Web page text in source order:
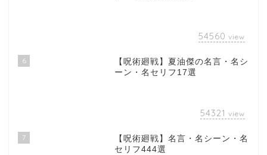
54560 view
6
【呪術廻戦】夏油傑の名言・名シ
ーン・名セリフ17選
54321 view
7
【呪術廻戦】名言・名シーン・名
セリフ444選